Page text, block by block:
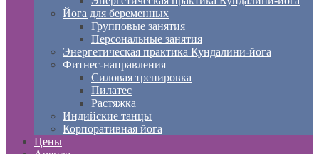
Йога для беременных
Групповые занятия
Персональные занятия
Энергетическая практика Кундалини-йога
Фитнес-направления
Силовая тренировка
Пилатес
Растяжка
Индийские танцы
Корпоративная йога
Цены